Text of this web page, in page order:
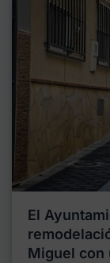
El
Miguel con